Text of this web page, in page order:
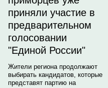
приняли участие в
предварительном
голосовании
"Единой России"
Жители региона продолжают
выбирать кандидатов, которые
представят партию на